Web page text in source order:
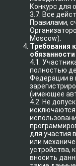
Конкурс для
3.7. Все
Правилами,
Moscow).
Требования
4.1.
полностью
Федерации в
(имеющее
4.2. Не
исключаются
для участия
или
устройства,
вносить